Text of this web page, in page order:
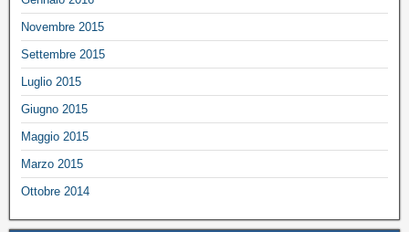
Novembre 2015
Settembre 2015
Luglio 2015
Giugno 2015
Maggio 2015
Marzo 2015
Ottobre 2014